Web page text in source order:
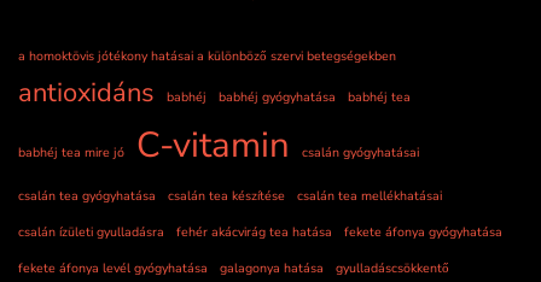
a homoktövis jótékony hatásai a különböző szervi betegségekben
antioxidáns babhéj babhéj gyógyhatása babhéj tea
babhéj tea mire jó C-vitamin csalán gyógyhatásai
csalán tea gyógyhatása csalán tea készítése
csalán tea mellékhatásai
csalán ízületi gyulladásra
fehér akácvirág tea hatása
fekete áfonya gyógyhatása
fekete áfonya levél gyógyhatása
galagonya hatása
gyulladáscsökkentő